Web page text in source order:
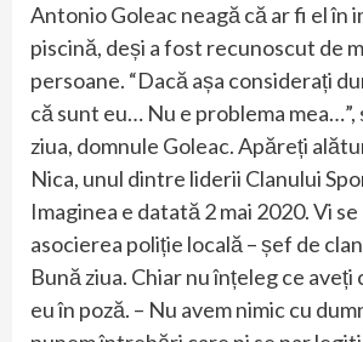
Antonio Goleac neagă că ar fi el în
piscină, deși a fost recunoscut de
persoane. “Dacă așa considerați
că sunt eu… Nu e problema mea…”,
ziua, domnule Goleac. Apăreți
Nica, unul dintre liderii Clanului
Imaginea e datată 2 mai 2020. Vi
asocierea poliție locală – șef de
Bună ziua. Chiar nu înțeleg ce aveți
eu în poză. – Nu avem nimic cu